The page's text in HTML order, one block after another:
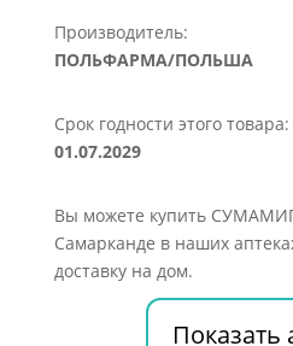
Производитель:
ПОЛЬФАРМА/ПОЛЬША
Срок годности этого товара:
01.07.2029
Вы можете купить
Самарканде в наших
доставку на дом.
Показать